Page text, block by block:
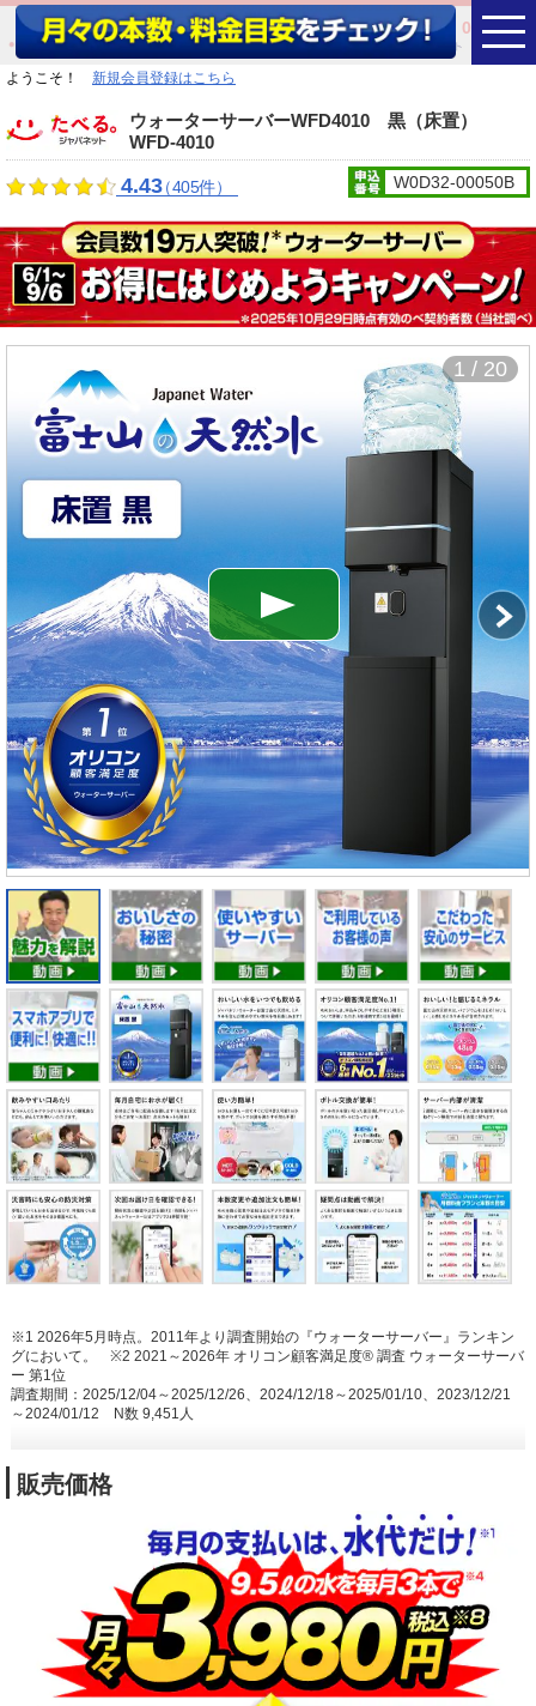
0
ようこそ！ 新規会員登録はこちら
ウォーターサーバーWFD4010 黒（床置）
WFD-4010
4.43（405件） W0D32-00050B
1 / 20
※1 2026年5月時点。2011年より調査開始の『ウォーターサーバー』ランキン
グにおいて。
※2 2021～2026年 オリコン顧客満足度® 調査 ウォーターサーバ
ー 第1位
調査期間：2025/12/04～2025/12/26、2024/12/18～2025/01/10、2023/12/21
～2024/01/12 N数 9,451人
販売価格